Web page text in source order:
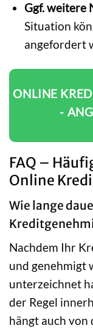
Ggf. weitere
Situation
angefordert
ONLINE
-
FAQ –
Online
Wie lange
Nachdem Ihr
und genehmigt
unterzeichnet
der Regel
hängt auch